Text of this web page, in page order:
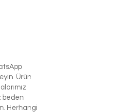
Ürün
beden
Herhangi